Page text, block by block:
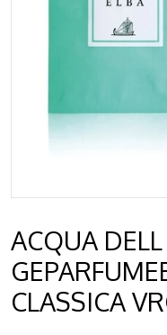
ACQUA
CLASSICA